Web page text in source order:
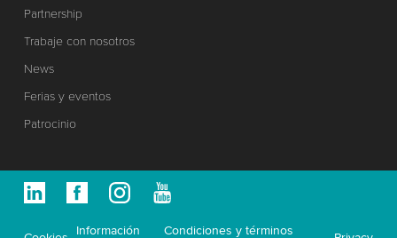
Partnership
Trabaje con nosotros
News
Ferias y eventos
Patrocinio
Información
Condiciones y términos